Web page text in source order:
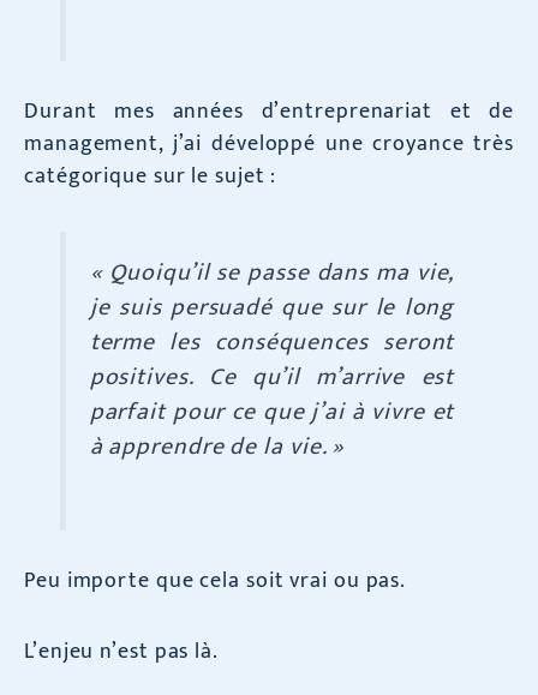
Durant mes années d’entreprenariat et de
management, j’ai développé une croyance très
catégorique sur le sujet :
« Quoiqu’il se passe dans ma vie,
je suis persuadé que sur le long
terme les conséquences seront
positives. Ce qu’il m’arrive est
parfait pour ce que j’ai à vivre et
à apprendre de la vie. »
Peu importe que cela soit vrai ou pas.
L’enjeu n’est pas là.